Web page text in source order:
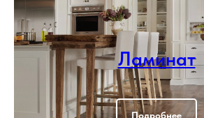
Ламинат
Подробнее